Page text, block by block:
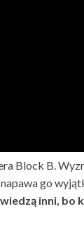
Block B.
go
inni, bo